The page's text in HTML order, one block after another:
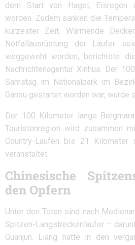
dem Start von Hagel, Eisregen
worden. Zudem sanken die
kürzester Zeit. Wärmende
Notfallausrüstung der Läufer
weggeweht worden, berichtete
Nachrichtenagentur Xinhua. Der
Samstag im Nationalpark im
Gansu gestartet worden war, wurde
Der 100 Kilometer lange
Touristenregion wird zusammen
Country-Läufen bis 21 Kilometer
veranstaltet.
Chinesische
den Opfern
Unter den Toten sind nach
Spitzen-Langstreckenläufer –
Guanjun. Liang hatte in den